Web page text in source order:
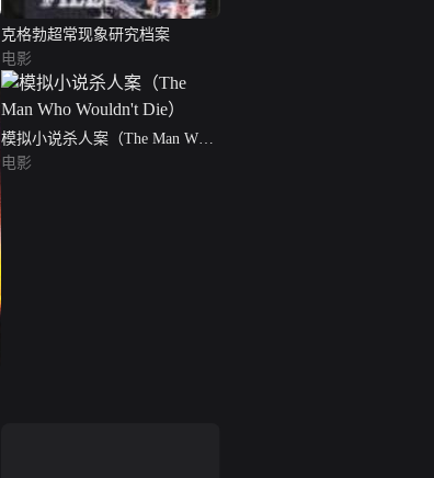
克格勃超常现象研究档案
电影
模拟小说杀人案（The Man Who
Wouldn't Die）
电影